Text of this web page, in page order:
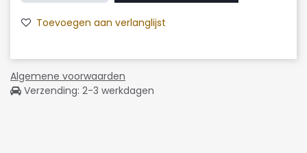
Toevoegen aan verlanglijst
Algemene voorwaarden
Verzending: 2-3 werkdagen